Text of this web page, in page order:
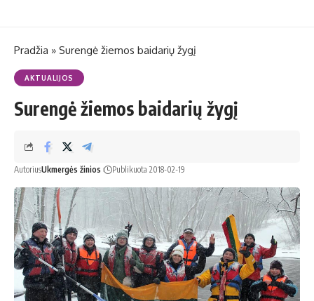
Pradžia » Surengė žiemos baidarių žygį
AKTUALIJOS
Surengė žiemos baidarių žygį
AutoriusUkmergės žinios Publikuota 2018-02-19